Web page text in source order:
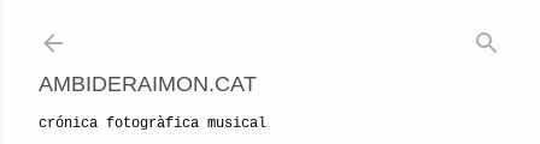
AMBIDERAIMON.CAT
crónica fotogràfica musical